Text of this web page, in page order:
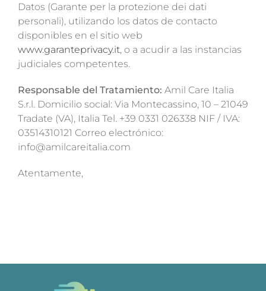
Datos (Garante per la protezione dei dati
personali), utilizando los datos de contacto
disponibles en el sitio web
www.garanteprivacy.it, o a acudir a las instancias
judiciales competentes.
Responsable del Tratamiento: Amil Care Italia
S.r.l. Domicilio social: Via Montecassino, 10 – 21049
Tradate (VA), Italia Tel. +39 0331 026338 NIF / IVA:
03514310121 Correo electrónico:
info@amilcareitalia.com
Atentamente,